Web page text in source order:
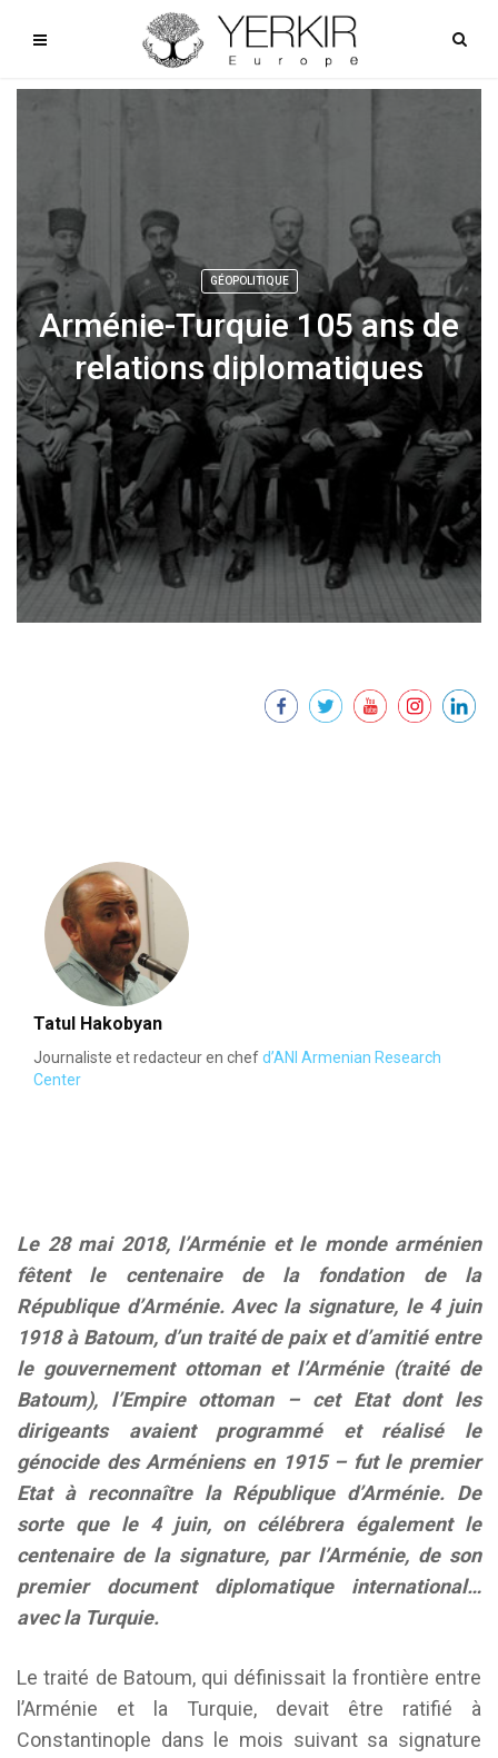
GÉOPOLITIQUE
Arménie-Turquie 105 ans de
relations diplomatiques
Tatul Hakobyan
Journaliste et redacteur en chefd’ANI Armenian Research
Center
Le 28 mai 2018, l’Arménie et le monde arménien
fêtent le centenaire de la fondation de la
République d’Arménie. Avec la signature, le 4 juin
1918 à Batoum, d’un traité de paix et d’amitié entre
le gouvernement ottoman et l’Arménie (traité de
Batoum), l’Empire ottoman – cet Etat dont les
dirigeants avaient programmé et réalisé le
génocide des Arméniens en 1915 – fut le premier
Etat à reconnaître la République d’Arménie. De
sorte que le 4 juin, on célébrera également le
centenaire de la signature, par l’Arménie, de son
premier document diplomatique international…
avec la Turquie.
Le traité de Batoum, qui définissait la frontière entre
l’Arménie et la Turquie, devait être ratifié à
Constantinople dans le mois suivant sa signature